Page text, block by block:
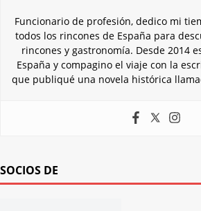
Funcionario de profesión, dedico mi
todos los rincones de España para
rincones y gastronomía. Desde 2014
España y compagino el viaje con la
que publiqué una novela histórica
SOCIOS DE